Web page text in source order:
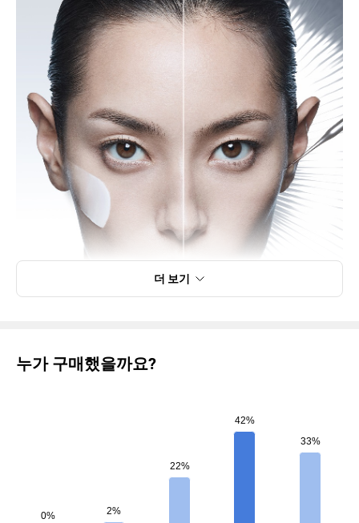
더 보기
누가 구매했을까요?
0% 2%
22%
42%
33%